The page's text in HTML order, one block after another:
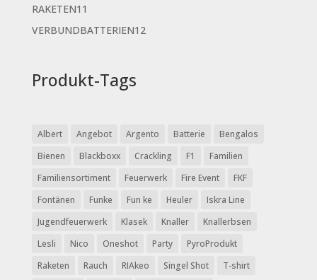
RAKETEN11
Produkte
VERBUNDBATTERIEN1212
Produkt-Tags
Albert Angebot Argento Batterie
Bengalos
Bienen
Blackboxx Crackling F1
Familien
Familiensortiment
Feuerwerk Fire Event
FKF
Fontänen
Funke Fun ke Heuler
Iskra Line
Jugendfeuerwerk
Klasek Knaller
Knallerbsen
Lesli
Nico Oneshot Party
PyroProdukt
Raketen
Rauch RIAkeo Singel Shot
T-shirt